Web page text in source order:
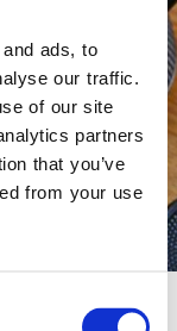
ads, to
our traffic.
of our site
partners
that you’ve
from your use
1.2L
kontroll över